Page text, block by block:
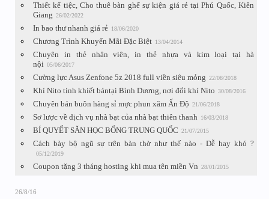
Thiết kế tiệc, Cho thuê bàn ghế sự kiện giá rẻ tại Phú Quốc, Kiên
Giang 26/02/2022
In bao thư nhanh giá rẻ 18/06/2020
Chương Trình Khuyến Mãi Đặc Biệt 13/04/2014
Chuyên in thẻ nhân viên, in thẻ nhựa và kim loại tại hà
nội 05/06/2017
Cường lực Asus Zenfone 5z 2018 full viền siêu mỏng 22/08/2018
Khí Nito tinh khiết bántại Bình Dương, nơi đổi khí Nito 30/08/2016
Chuyên bán buôn hàng sỉ mực phun xăm Ấn Độ 21/06/2018
Sơ lược về dịch vụ nhà bạt của nhà bạt thiên thanh 16/03/2018
BÍ QUYẾT SĂN HỌC BỔNG TRUNG QUỐC 21/07/2015
Cách bày bộ ngũ sự trên bàn thờ như thế nào - Dễ hay khó ?
05/12/2019
Coupon tặng 3 tháng hosting khi mua tên miền Vn 28/01/2015
26/8/16